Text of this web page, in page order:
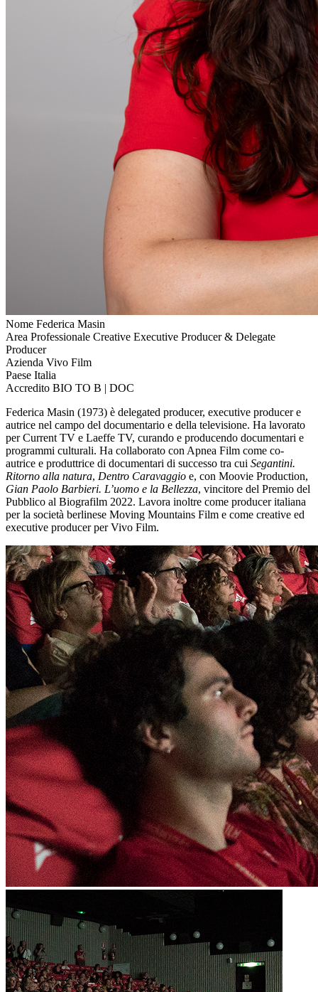
Nome Federica Masin
Area Professionale Creative Executive Producer & Delegate
Producer
Azienda Vivo Film
Paese Italia
Accredito BIO TO B | DOC
Federica Masin (1973) è delegated producer, executive producer e
autrice nel campo del documentario e della televisione. Ha lavorato
per Current TV e Laeffe TV, curando e producendo documentari e
programmi culturali. Ha collaborato con Apnea Film come co-
autrice e produttrice di documentari di successo tra cui Segantini.
Ritorno alla natura, Dentro Caravaggio e, con Moovie Production,
Gian Paolo Barbieri. L’uomo e la Bellezza, vincitore del Premio del
Pubblico al Biografilm 2022. Lavora inoltre come producer italiana
per la società berlinese Moving Mountains Film e come creative ed
executive producer per Vivo Film.